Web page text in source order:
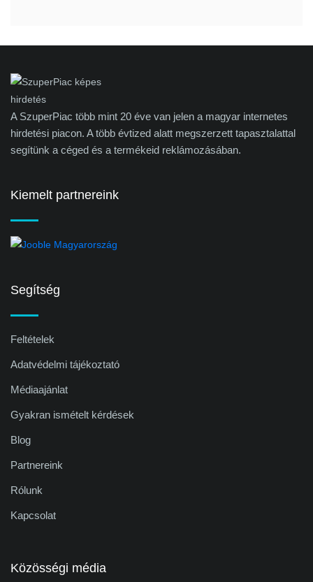
A SzuperPiac több mint 20 éve van jelen a magyar internetes
hirdetési piacon. A több évtized alatt megszerzett tapasztalattal
segítünk a céged és a termékeid reklámozásában.
Kiemelt partnereink
Segítség
Feltételek
Adatvédelmi tájékoztató
Médiaajánlat
Gyakran ismételt kérdések
Blog
Partnereink
Rólunk
Kapcsolat
Közösségi média